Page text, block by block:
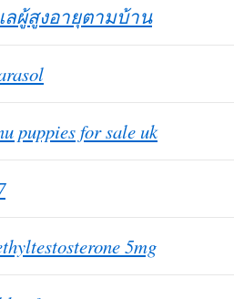
ผู้สูงอายุตามบ้าน
puppies for sale uk
5mg